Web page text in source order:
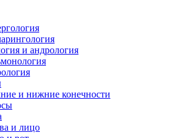
и андрология
и нижние конечности
и лицо